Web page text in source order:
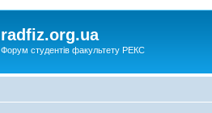
radfiz.org.ua
Форум студентів факультету РЕКС